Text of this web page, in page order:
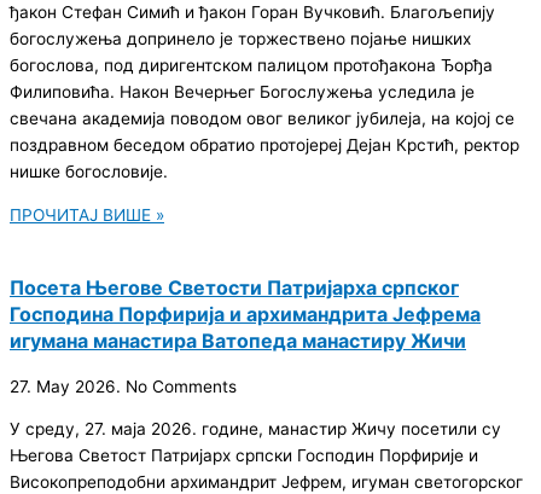
ђакон Стефан Симић и ђакон Горан Вучковић. Благољепију
богослужења допринело је торжествено појање нишких
богослова, под диригентском палицом протођакона Ђорђа
Филиповића. Након Вечерњег Богослужења уследила је
свечана академија поводом овог великог јубилеја, на којој се
поздравном беседом обратио протојереј Дејан Крстић, ректор
нишке богословије.
ПРОЧИТАЈ ВИШЕ »
Посета Његове Светости Патријарха српског
Господина Порфирија и архимандрита Јефрема
игумана манастира Ватопеда манастиру Жичи
27. May 2026. No Comments
У среду, 27. маја 2026. године, манастир Жичу посетили су
Његова Светост Патријарх српски Господин Порфирије и
Високопреподобни архимандрит Јефрем, игуман светогорског